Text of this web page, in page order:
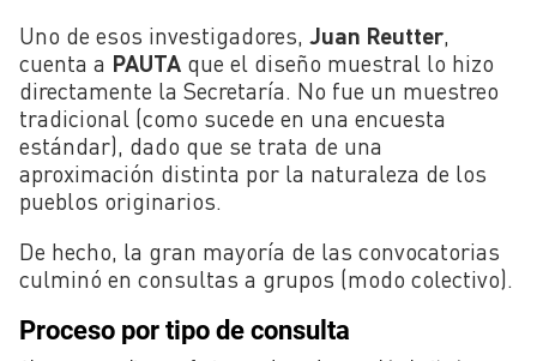
Uno de esos investigadores, Juan Reutter,
cuenta a PAUTA que el diseño muestral lo hizo
directamente la Secretaría. No fue un muestreo
tradicional (como sucede en una encuesta
estándar), dado que se trata de una
aproximación distinta por la naturaleza de los
pueblos originarios.
De hecho, la gran mayoría de las convocatorias
culminó en consultas a grupos (modo colectivo).